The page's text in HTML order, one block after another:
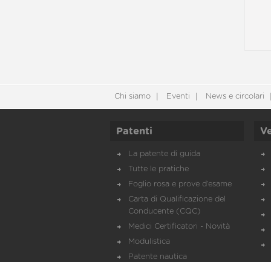
Chi siamo Eventi News e circolari
Patenti
La patente di guida
Tutte le pratiche
Foglio rosa e prove d’esame
Carta di Qualificazione del
Conducente (CQC)
Medici Certificatori - Novità
Modulistica
Patente nautica